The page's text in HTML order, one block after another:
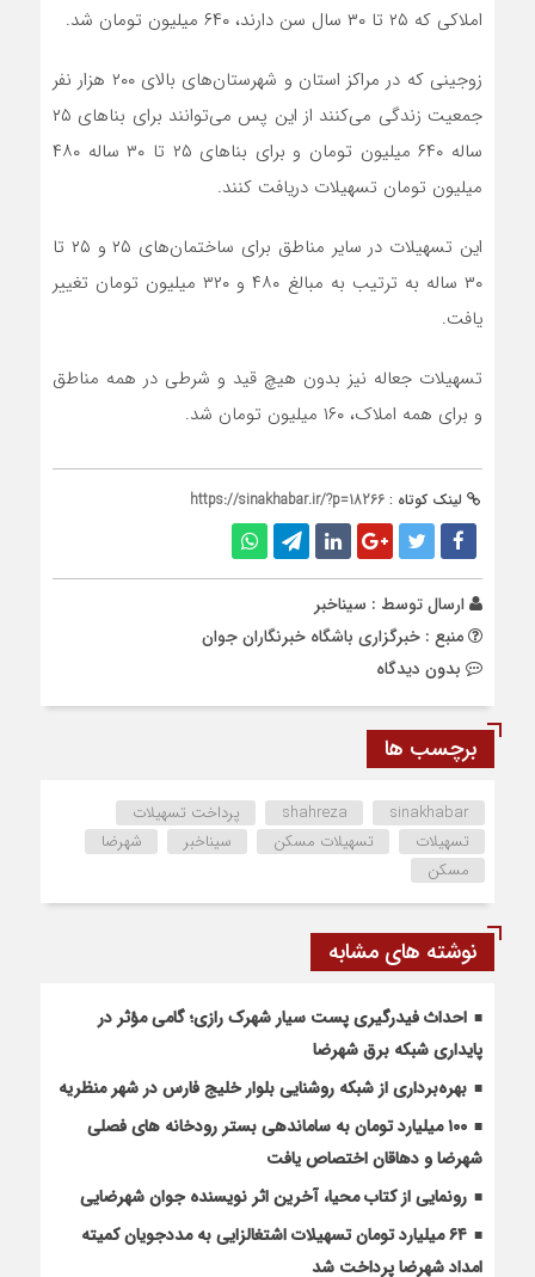
املاکی که ۲۵ تا ۳۰ سال سن دارند، ۶۴۰ میلیون تومان شد.
زوجینی که در مراکز استان و شهرستان‌های بالای ۲۰۰ هزار نفر
جمعیت زندگی می‌کنند از این‌ پس می‌توانند برای بناهای ۲۵
ساله ۶۴۰ میلیون تومان و برای بناهای ۲۵ تا ۳۰ ساله ۴۸۰
میلیون تومان تسهیلات دریافت کنند.
این تسهیلات در سایر مناطق برای ساختمان‌های ۲۵ و ۲۵ تا
۳۰ ساله به ترتیب به مبالغ ۴۸۰ و ۳۲۰ میلیون تومان تغییر
یافت.
تسهیلات جعاله نیز بدون هیچ قید و شرطی در همه مناطق
و برای همه املاک، ۱۶۰ میلیون تومان شد.
لینک کوتاه : https://sinakhabar.ir/?p=18266
ارسال توسط : سیناخبر
منبع : خبرگزاری باشگاه خبرنگاران جوان
بدون دیدگاه
برچسب ها
shahreza sinakhabar
پرداخت تسهیلات
تسهیلات
تسهیلات مسکن سیناخبر
شهرضا
مسکن
نوشته های مشابه
احداث فیدرگیری پست سیار شهرک رازی؛ گامی مؤثر در
پایداری شبکه برق شهرضا
بهره‌برداری از شبکه روشنایی بلوار خلیج فارس در شهر منظریه
۱۰۰ میلیارد تومان به ساماندهی بستر رودخانه های فصلی
شهرضا و دهاقان اختصاص یافت
رونمایی از کتاب محیا، آخرین اثر نویسنده جوان شهرضایی
۶۴ میلیارد تومان تسهیلات اشتغالزایی به مددجویان کمیته
امداد شهرضا پرداخت شد